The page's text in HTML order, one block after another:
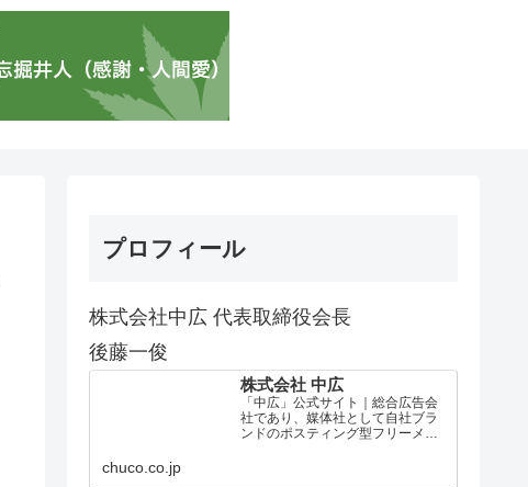
プロフィール
株式会社中広 代表取締役会長
後藤一俊
株式会社 中広
「中広」公式サイト｜総合広告会
社であり、媒体社として自社ブラ
ンドのポスティング型フリーメデ
chuco.co.jp